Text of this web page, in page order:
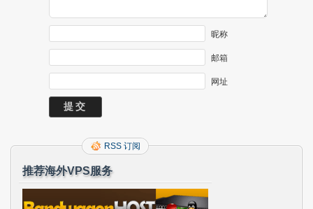
昵称
邮箱
网址
RSS 订阅
推荐海外VPS服务